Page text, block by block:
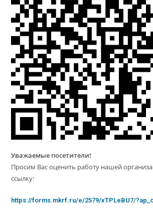
Уважаемые посетители!
Просим Вас оценить работу нашей
ссылку:
https://forms.mkrf.ru/e/2579/xTPLeBU7/